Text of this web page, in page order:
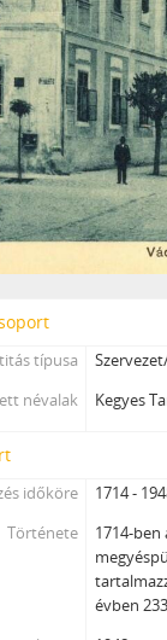
típusa
névalak
Kegyes
időköre
1714 -
Története
1714-
évben